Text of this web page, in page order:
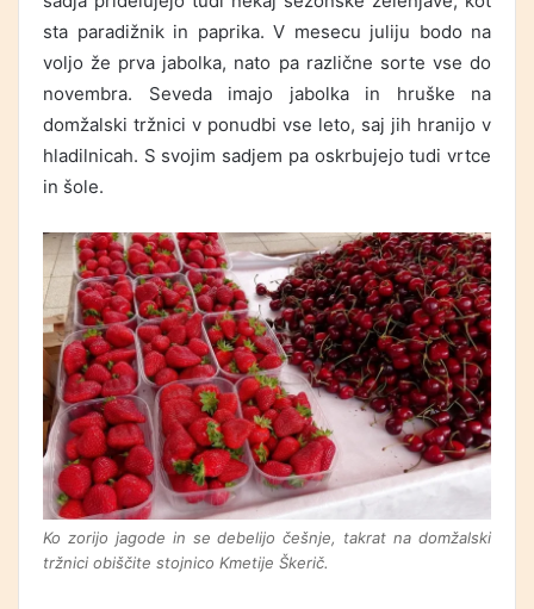
sta paradižnik in paprika. V mesecu juliju bodo na
voljo že prva jabolka, nato pa različne sorte vse do
novembra. Seveda imajo jabolka in hruške na
domžalski tržnici v ponudbi vse leto, saj jih hranijo v
hladilnicah. S svojim sadjem pa oskrbujejo tudi vrtce
in šole.
Ko zorijo jagode in se debelijo češnje, takrat na domžalski
tržnici obiščite stojnico Kmetije Škerič.